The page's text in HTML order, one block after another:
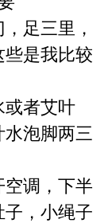
足三里，
是我比较
者艾叶
泡脚两三
调，下半
，小绳子